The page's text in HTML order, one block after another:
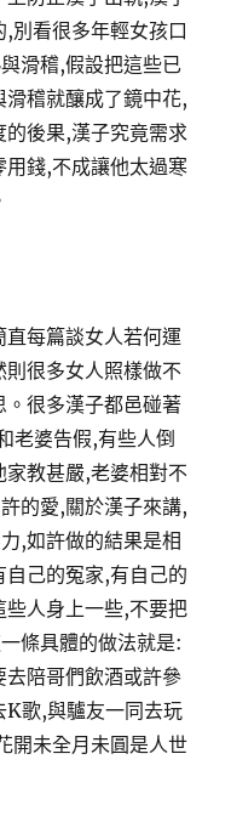
別看很多年輕女孩口
滑稽,假設把這些已
稽就釀成了鏡中花,
後果,漢子究竟需求
錢,不成讓他太過寒
每篇談女人若何運
很多女人照樣做不
很多漢子都邑碰著
老婆告假,有些人倒
教甚嚴,老婆相對不
的愛,關於漢子來講,
,如許做的結果是相
己的冤家,有自己的
些人身上一些,不要把
條具體的做法就是:
陪哥們飲酒或許參
K歌,與驢友一同去玩
開未全月未圓是人世